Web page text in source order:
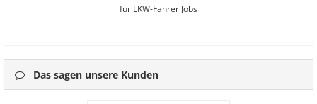
für LKW-Fahrer Jobs
Das sagen unsere Kunden